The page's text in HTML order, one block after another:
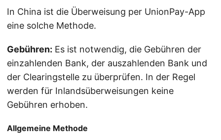
In China ist die Überweisung per UnionPay-App
eine solche Methode.
Gebühren: Es ist notwendig, die Gebühren der
einzahlenden Bank, der auszahlenden Bank und
der Clearingstelle zu überprüfen. In der Regel
werden für Inlandsüberweisungen keine
Gebühren erhoben.
Allgemeine Methode